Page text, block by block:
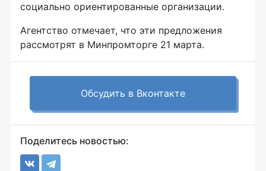
социально ориентированные организации.
Агентство отмечает, что эти предложения
рассмотрят в Минпромторге 21 марта.
Обсудить в Вконтакте
Поделитесь новостью: